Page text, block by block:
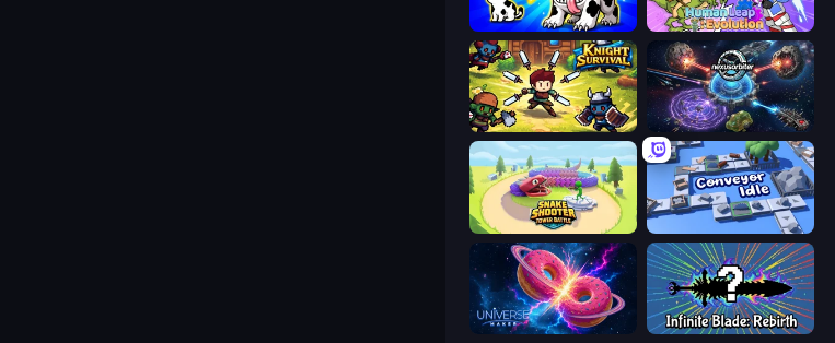
Strange Cats Human Leap: Evolution
Knight Survival Nexusorbiter
Snake Shooter: Tower Battle Conveyor Idle
Universe Maker Infinite Blade: Rebirth